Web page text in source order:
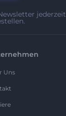
jederzeit
Uns